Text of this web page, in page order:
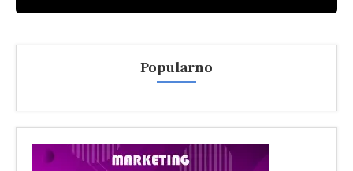
Popularno